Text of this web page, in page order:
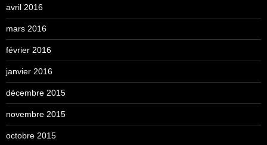
avril 2016
mars 2016
février 2016
janvier 2016
décembre 2015
novembre 2015
octobre 2015